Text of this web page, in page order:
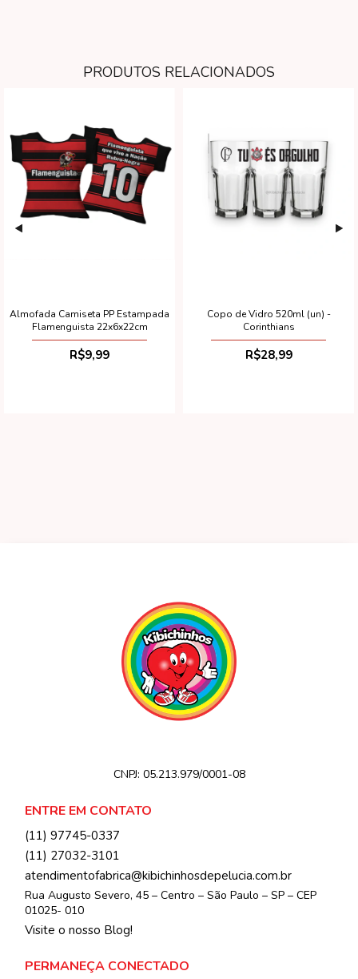
PRODUTOS RELACIONADOS
Almofada Camiseta PP Estampada
Flamenguista 22x6x22cm
R$9,99
Copo de Vidro 520ml (un) -
Corinthians
R$28,99
CNPJ: 05.213.979/0001-08
ENTRE EM CONTATO
(11) 97745-0337
(11) 27032-3101
atendimentofabrica@kibichinhosdepelucia.com.br
Rua Augusto Severo, 45 – Centro – São Paulo – SP – CEP
01025- 010
Visite o nosso Blog!
PERMANEÇA CONECTADO